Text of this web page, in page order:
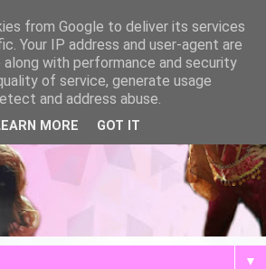
▼
from Google to deliver its services
Your IP address and user-agent are
along with performance and security
of service, generate usage
and address abuse.
MORE GOT IT